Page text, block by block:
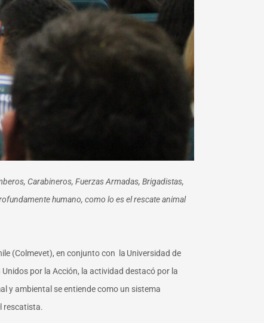
Carabineros, Fuerzas Armadas, Brigadistas,
humano, como lo es el rescate animal
(Colmevet), en conjunto con la Universidad de
Unidos por la Acción, la actividad destacó por la
y ambiental se entiende como un sistema
rescatista.